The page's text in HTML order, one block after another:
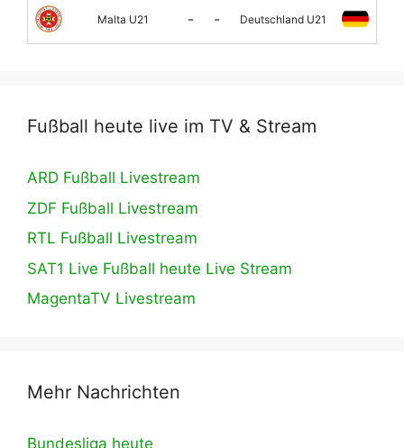
Malta U21 - - Deutschland U21
Fußball heute live im TV & Stream
ARD Fußball Livestream
ZDF Fußball Livestream
RTL Fußball Livestream
SAT1 Live Fußball heute Live Stream
MagentaTV Livestream
Mehr Nachrichten
Bundesliga heute